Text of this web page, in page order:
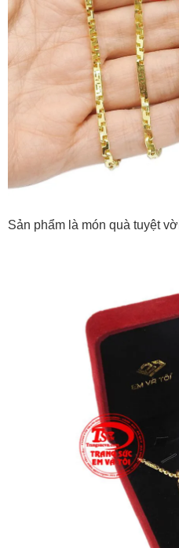
Sản phẩm là món quà tuyệt